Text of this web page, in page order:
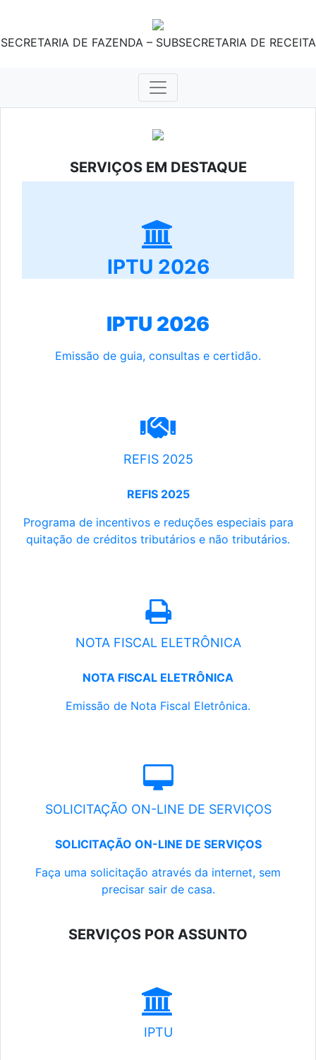
SECRETARIA DE FAZENDA – SUBSECRETARIA DE RECEITA
SERVIÇOS EM DESTAQUE
IPTU 2026
IPTU 2026
Emissão de guia, consultas e certidão.
REFIS 2025
REFIS 2025
Programa de incentivos e reduções especiais para
quitação de créditos tributários e não tributários.
NOTA FISCAL ELETRÔNICA
NOTA FISCAL ELETRÔNICA
Emissão de Nota Fiscal Eletrônica.
SOLICITAÇÃO ON-LINE DE SERVIÇOS
SOLICITAÇÃO ON-LINE DE SERVIÇOS
Faça uma solicitação através da internet, sem
precisar sair de casa.
SERVIÇOS POR ASSUNTO
IPTU